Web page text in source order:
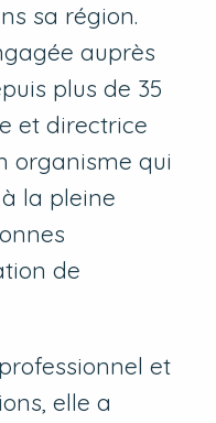
sa région.
auprès
plus de 35
et directrice
organisme qui
la pleine
de
et
elle a